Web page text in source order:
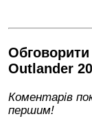
Outlander
Коментарів
першим!